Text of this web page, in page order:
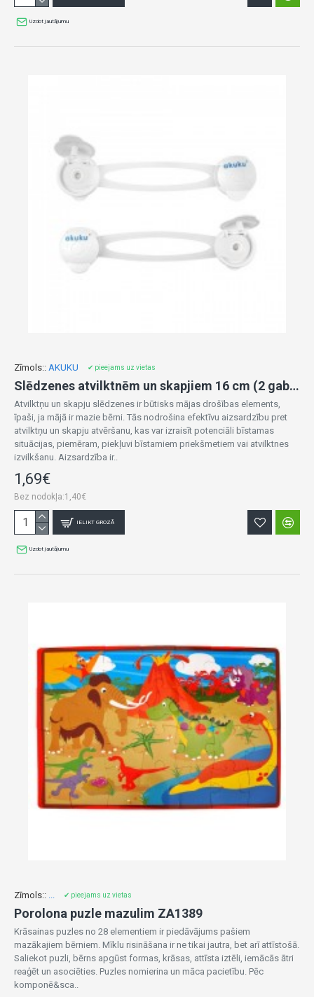
Uzdot jautājumu
Zīmols:: AKUKU ✔ pieejams uz vietas
Slēdzenes atvilktnēm un skapjiem 16 cm (2 gab.) A0650
Atvilktņu un skapju slēdzenes ir būtisks mājas drošības elements,
īpaši, ja mājā ir mazie bērni. Tās nodrošina efektīvu aizsardzību pret
atvilktņu un skapju atvēršanu, kas var izraisīt potenciāli bīstamas
situācijas, piemēram, piekļuvi bīstamiem priekšmetiem vai atvilktnes
izvilkšanu. Aizsardzība ir..
1,69€
Bez nodokļa:1,40€
IELIKT GROZĀ
Uzdot jautājumu
Zīmols:: ... ✔ pieejams uz vietas
Porolona puzle mazulim ZA1389
Krāsainas puzles no 28 elementiem ir piedāvājums pašiem
mazākajiem bērniem. Mīklu risināšana ir ne tikai jautra, bet arī attīstošā.
Saliekot puzli, bērns apgūst formas, krāsas, attīsta iztēli, iemācās ātri
reaģēt un asociēties. Puzles nomierina un māca pacietību. Pēc
komponē&sca..